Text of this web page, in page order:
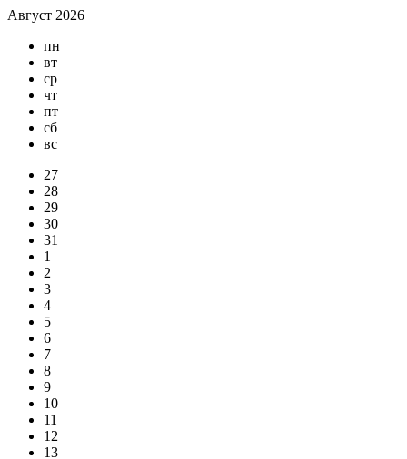
Август 2026
пн
вт
ср
чт
пт
сб
вс
27
28
29
30
31
1
2
3
4
5
6
7
8
9
10
11
12
13